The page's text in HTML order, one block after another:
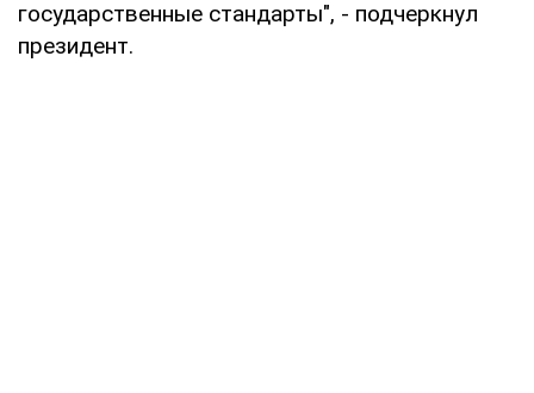
государственные стандарты", - подчеркнул
президент.